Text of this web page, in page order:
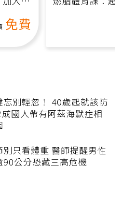
免費
忘別輕忽！ 40歲起就該防
國人帶有阿茲海默症相
別只看體重 醫師提醒男性
90公分恐藏三高危機